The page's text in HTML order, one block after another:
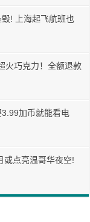
! 上海起飞航班也
火巧克力！全额退款
加币就能看电
或点亮温哥华夜空!